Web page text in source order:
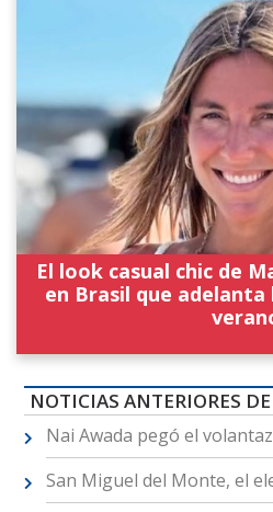
El look casual chic de
en Brasil que adelanta
NOTICIAS ANTERIORES
Nai Awada pegó el
San Miguel del Monte, el